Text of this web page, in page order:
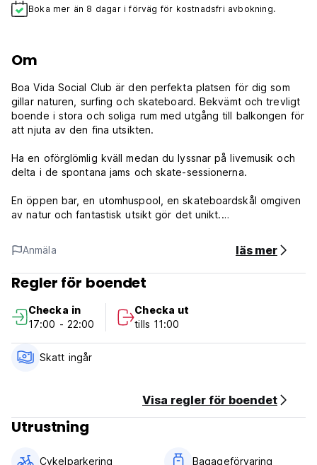
Boka mer än 8 dagar i förväg för kostnadsfri avbokning.
Om
Boa Vida Social Club är den perfekta platsen för dig som
gillar naturen, surfing och skateboard. Bekvämt och trevligt
boende i stora och soliga rum med utgång till balkongen för
att njuta av den fina utsikten.
Ha en oförglömlig kväll medan du lyssnar på livemusik och
delta i de spontana jams och skate-sessionerna.
En öppen bar, en utomhuspool, en skateboardskål omgiven
av natur och fantastisk utsikt gör det unikt.
Efter en rolig dag på stranden vill du återgå till komforten.
Huset har olika rumstyper. Med bekväma utrymmen för en
stor grupp, är detta ett bra ställe för ensamresenärer att
träffa några likasinnade, eller för stora grupper att ta över
till att våra bekväma sängkläder, alla rum med eget badrum
och WiFi överallt ska vara det perfekta underlaget för dig
att koppla av och koppla av efter en stor dag i naturens
paradis.
Incheckning från 17.00 till 22.00
Anmäla läs mer
Regler för boendet
Checka in
17:00 - 22:00
Checka ut
tills 11:00
Skatt ingår
Visa regler för boendet
Utrustning
Cykelparkering Bagageförvaring